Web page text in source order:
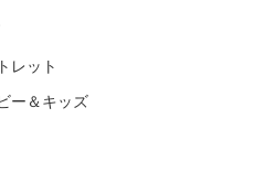
レット
ー＆キッズ